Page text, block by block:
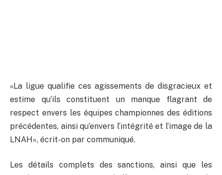
«La ligue qualifie ces agissements de disgracieux et
estime qu’ils constituent un manque flagrant de
respect envers les équipes championnes des éditions
précédentes, ainsi qu’envers l’intégrité et l’image de la
LNAH», écrit-on par communiqué.
Les détails complets des sanctions, ainsi que les